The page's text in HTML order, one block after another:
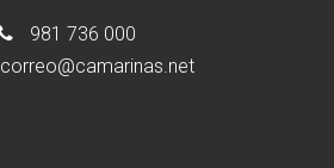
981 736 000
correo@camarinas.net